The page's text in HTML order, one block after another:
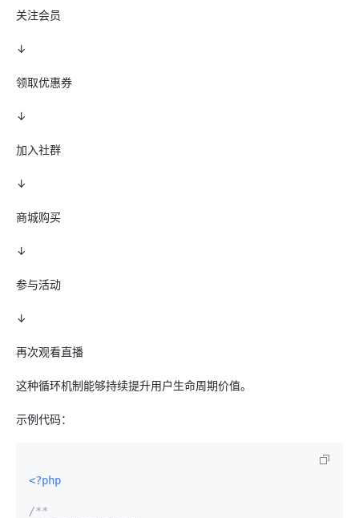
关注会员
↓
领取优惠券
↓
加入社群
↓
商城购买
↓
参与活动
↓
再次观看直播
这种循环机制能够持续提升用户生命周期价值。
示例代码：
<?php
/**